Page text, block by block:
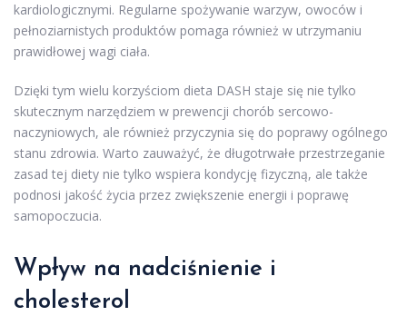
kardiologicznymi. Regularne spożywanie warzyw, owoców i
pełnoziarnistych produktów pomaga również w utrzymaniu
prawidłowej wagi ciała.
Dzięki tym wielu korzyściom dieta DASH staje się nie tylko
skutecznym narzędziem w prewencji chorób sercowo-
naczyniowych, ale również przyczynia się do poprawy ogólnego
stanu zdrowia. Warto zauważyć, że długotrwałe przestrzeganie
zasad tej diety nie tylko wspiera kondycję fizyczną, ale także
podnosi jakość życia przez zwiększenie energii i poprawę
samopoczucia.
Wpływ na nadciśnienie i
cholesterol